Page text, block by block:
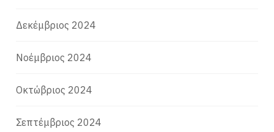
Δεκέμβριος 2024
Νοέμβριος 2024
Οκτώβριος 2024
Σεπτέμβριος 2024